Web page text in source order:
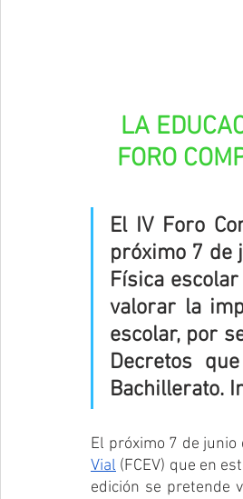
LA
FORO
El IV Foro
próximo 7 de
Física
valorar la
escolar, por
Decretos
Bachillerato.
El próximo 7 de junio
Vial (FCEV) que en
edición se pretende